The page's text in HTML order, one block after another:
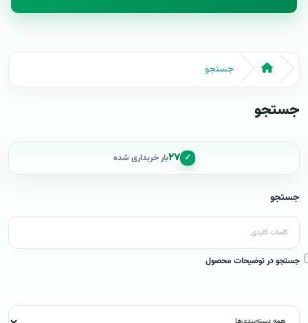
جستجو
جستجو
✓ ۲۷بار خریداری شده
جستجو
جستجو در توضیحات محصول